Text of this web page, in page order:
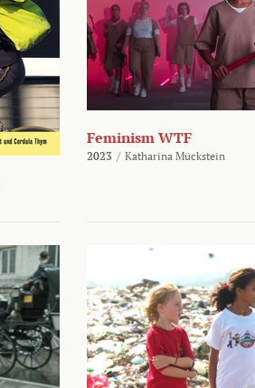
Feminism WTF
2023 / Katharina Mückstein